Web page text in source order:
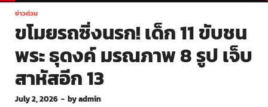
ข่าวด่วน
ขโมยรถซิ่งนรก! เด็ก 11 ขับชน
พระ ธุดงค์ มรณภาพ 8 รูป เจ็บ
สาหัสอีก 13
July 2, 2026 - byadmin